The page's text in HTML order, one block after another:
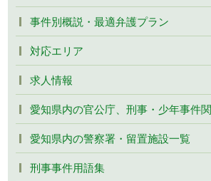
事件別概説・最適弁護プラン
対応エリア
求人情報
愛知県内の官公庁、刑事・少年事件
愛知県内の警察署・留置施設一覧
刑事事件用語集